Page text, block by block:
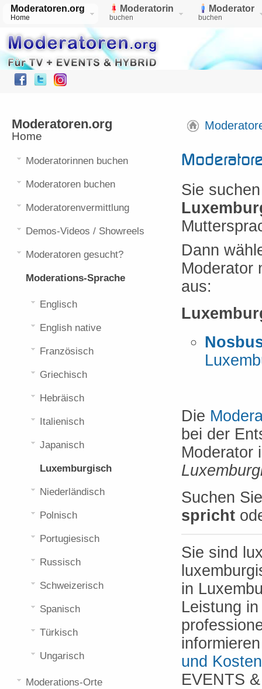
Moderatoren.org
Home
Moderatorin
buchen
Moderator
buchen
Sie
Dann
Moderator
aus:
Die
bei der
Moderator
Suchen
spricht
Sie sind
in
Leistung
und Kosten
EVENTS
Moderatoren.org
Home
Moderatorinnen buchen
Moderatoren buchen
Moderatorenvermittlung
Demos-Videos / Showreels
Moderatoren gesucht?
Moderations-Sprache
Englisch
English native
Französisch
Griechisch
Hebräisch
Italienisch
Japanisch
Luxemburgisch
Niederländisch
Polnisch
Portugiesisch
Russisch
Schweizerisch
Spanisch
Türkisch
Ungarisch
Moderations-Orte